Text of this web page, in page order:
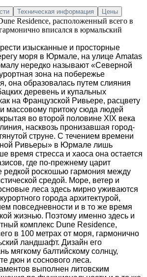
Техническая информация Цены
Residence, расположенный всего в
вписался в юрмальский
изысканные и просторные
моря в Юрмале, на улице Amatas
нередко называют «Северной
зона на побережье
она образовалась путем слияния
деревень и купальных
на Французской Ривьере, расцвету
и массовому притоку сюда людей
во второй половине XIX века
насквозь пронизавшая город-
струне. С течением времени
Ривьеры» в Юрмале лишь
время стресса и хаоса она остается
где по-прежнему царит
редкой роскошью гармония между
средой. Море, ветер и
леса здесь мирно уживаются
города архитектурой,
повседневности и в то же время
жизнью. Поэтому именно здесь и
комплекс Dune Residence,
в 100 метрах от моря, гармонично
ландшафт. Дизайн его
мягкому балтийскому солнцу,
дюн и соснового леса.
выполнен литовским